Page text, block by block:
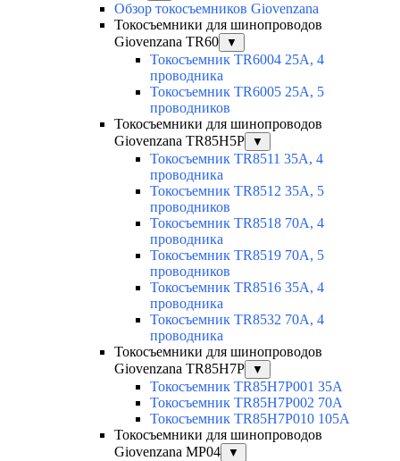
Обзор токосъемников Giovenzana
Токосъемники для шинопроводов
Giovenzana TR60
▼
Токосъемник TR6004 25A, 4
проводника
Токосъемник TR6005 25A, 5
проводников
Токосъемники для шинопроводов
Giovenzana TR85H5P
▼
Токосъемник TR8511 35A, 4
проводника
Токосъемник TR8512 35A, 5
проводников
Токосъемник TR8518 70A, 4
проводника
Токосъемник TR8519 70A, 5
проводников
Токосъемник TR8516 35A, 4
проводника
Токосъемник TR8532 70A, 4
проводника
Токосъемники для шинопроводов
Giovenzana TR85H7P
▼
Токосъемник TR85H7P001 35A
Токосъемник TR85H7P002 70A
Токосъемник TR85H7P010 105A
Токосъемники для шинопроводов
Giovenzana MP04
▼